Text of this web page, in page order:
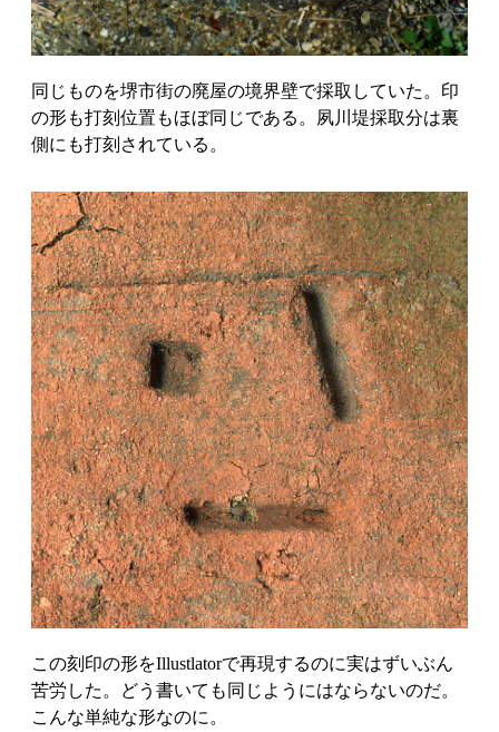
同じものを堺市街の廃屋の境界壁で採取していた。印
の形も打刻位置もほぼ同じである。夙川堤採取分は裏
側にも打刻されている。
この刻印の形をIllustlatorで再現するのに実はずいぶん
苦労した。どう書いても同じようにはならないのだ。
こんな単純な形なのに。